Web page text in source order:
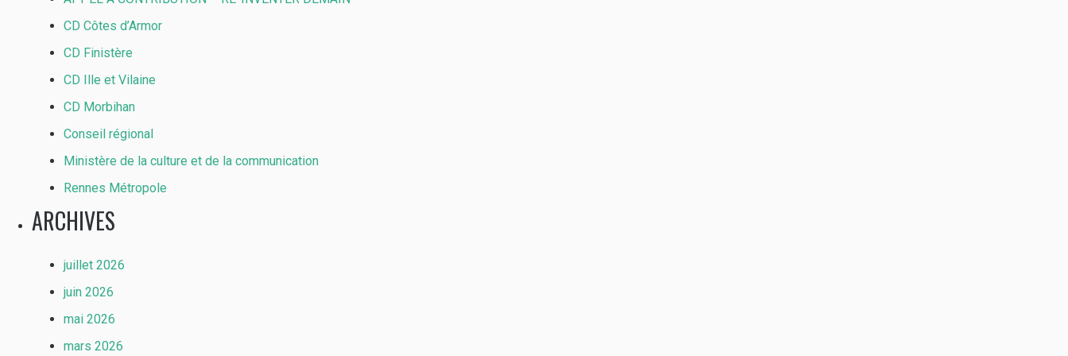
CD Côtes d’Armor
CD Finistère
CD Ille et Vilaine
CD Morbihan
Conseil régional
Ministère de la culture et de la communication
Rennes Métropole
ARCHIVES
juillet 2026
juin 2026
mai 2026
mars 2026